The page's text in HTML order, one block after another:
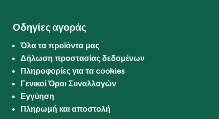
Οδηγίες αγοράς
Όλα τα προϊόντα μας
Δήλωση προστασίας δεδομένων
Πληροφορίες για τα cookies
Γενικοί Όροι Συναλλαγών
Εγγύηση
Πληρωμή και αποστολή